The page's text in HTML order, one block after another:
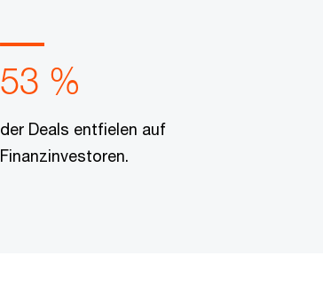
53 %
der Deals entfielen auf
Finanzinvestoren.